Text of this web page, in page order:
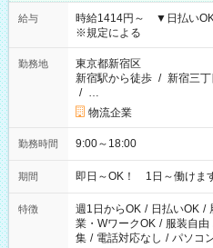
給与
時給1414円～ ▼日払い
※規定による
勤務地
東京都新宿区
新宿駅から徒歩 / 新宿三
/ …
物流企業
勤務時間 9:00～18:00
期間 即日～OK！ 1日～働けま
特徴 週1日からOK / 日払いOK /
業・WワークOK / 服装自由
集 / 電話対応なし / パソコ